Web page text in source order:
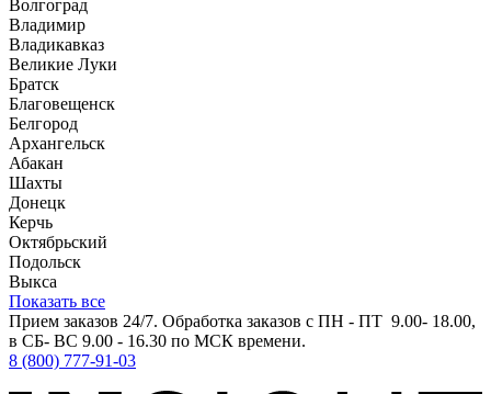
Волгоград
Владимир
Владикавказ
Великие Луки
Братск
Благовещенск
Белгород
Архангельск
Абакан
Шахты
Донецк
Керчь
Октябрьский
Подольск
Выкса
Показать все
Прием заказов 24/7. Обработка заказов с ПН - ПТ 9.00- 18.00,
в СБ- ВС 9.00 - 16.30 по МСК времени.
8 (800) 777-91-03